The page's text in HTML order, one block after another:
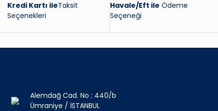
Kredi Kartı ileTaksit
Seçenekleri
Havale/Eft ile Ödeme
Seçeneği
Alemdağ Cad. No : 440/b
Ümraniye / İSTANBUL